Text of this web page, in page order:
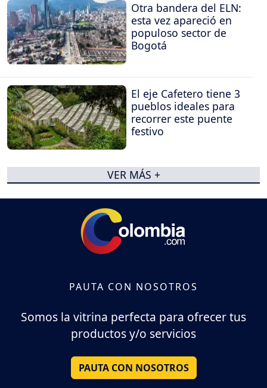
Otra bandera del ELN:
esta vez apareció en
populoso sector de
Bogotá
El eje Cafetero tiene 3
pueblos ideales para
recorrer este puente
festivo
VER MÁS +
PAUTA CON NOSOTROS
Somos la vitrina perfecta para ofrecer tus
productos y/o servicios
PAUTA CON NOSOTROS